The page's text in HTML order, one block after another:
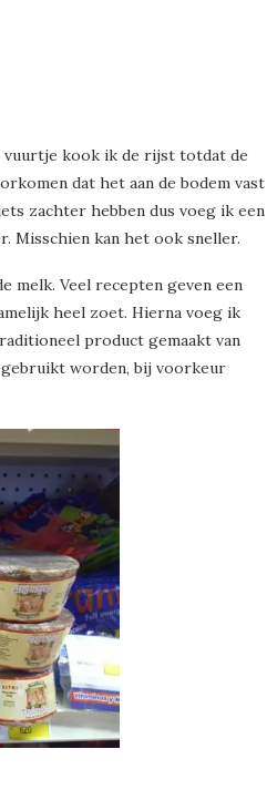
vuurtje kook ik de rijst totdat de
dat het aan de bodem vast
zachter hebben dus voeg ik een
Misschien kan het ook sneller.
melk. Veel recepten geven een
heel zoet. Hierna voeg ik
product gemaakt van
worden, bij voorkeur